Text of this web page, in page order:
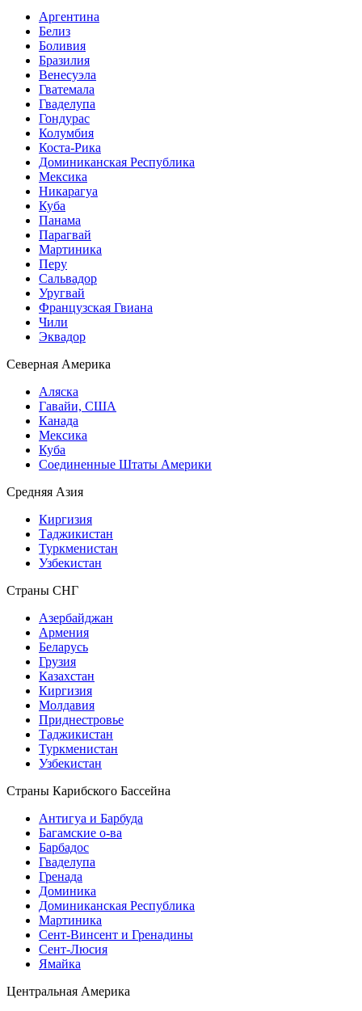
Аргентина
Белиз
Боливия
Бразилия
Венесуэла
Гватемала
Гваделупа
Гондурас
Колумбия
Коста-Рика
Доминиканская Республика
Мексика
Никарагуа
Куба
Панама
Парагвай
Мартиника
Перу
Сальвадор
Уругвай
Французская Гвиана
Чили
Эквадор
Северная Америка
Аляска
Гавайи, США
Канада
Мексика
Куба
Соединенные Штаты Америки
Средняя Азия
Киргизия
Таджикистан
Туркменистан
Узбекистан
Страны СНГ
Азербайджан
Армения
Беларусь
Грузия
Казахстан
Киргизия
Молдавия
Приднестровье
Таджикистан
Туркменистан
Узбекистан
Страны Карибского Бассейна
Антигуа и Барбуда
Багамские о-ва
Барбадос
Гваделупа
Гренада
Доминика
Доминиканская Республика
Мартиника
Сент-Винсент и Гренадины
Сент-Люсия
Ямайка
Центральная Америка